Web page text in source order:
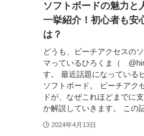
ソフトボードの魅力と
一挙紹介！初心者も安
は？
どうも、ビーチアクセスの
マっているひろくま（
す。 最近話題になっている
ソフトボード。 ビーチアク
ドが、なぜこれほどまでに
か解説していきます。 この
2024年4月13日